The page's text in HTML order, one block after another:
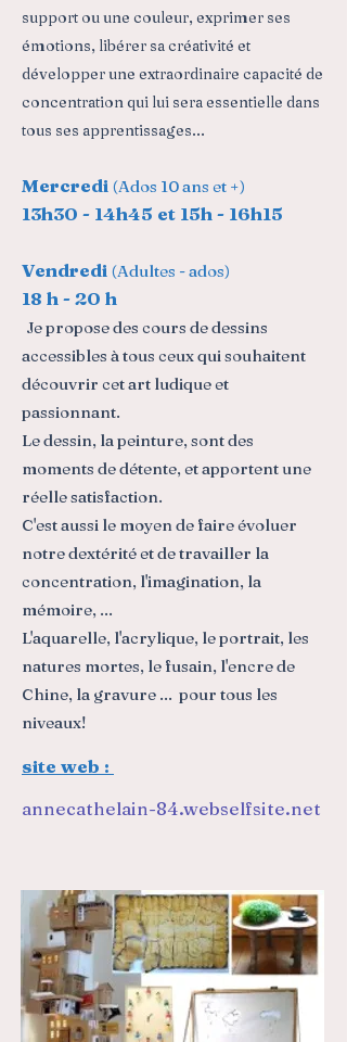
support ou une couleur, exprimer ses
émotions, libérer sa créativité et
développer une extraordinaire capacité de
concentration qui lui sera essentielle dans
tous ses apprentissages...
Mercredi (Ados 10 ans et +)
13h30 - 14h45 et 15h - 16h15
Vendredi (Adultes - ados)
18 h - 20 h
Je propose des cours de dessins
accessibles à tous ceux qui souhaitent
découvrir cet art ludique et
passionnant.
Le dessin, la peinture, sont des
moments de détente, et apportent une
réelle satisfaction.
C'est aussi le moyen de faire évoluer
notre dextérité et de travailler la
concentration, l'imagination, la
mémoire, ...
L'aquarelle, l'acrylique, le portrait, les
natures mortes, le fusain, l'encre de
Chine, la gravure ... pour tous les
niveaux!
site web :
annecathelain-84.webselfsite.net